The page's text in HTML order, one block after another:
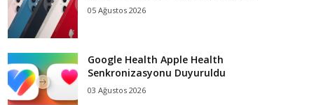
05 Ağustos 2026
Google Health Apple Health
Senkronizasyonu Duyuruldu
03 Ağustos 2026